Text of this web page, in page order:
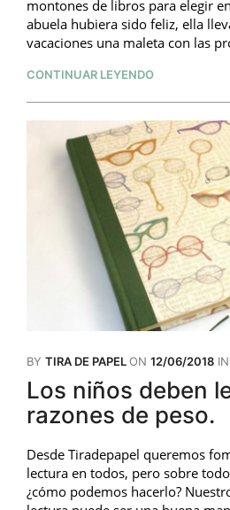
montones de libros para elegir
abuela hubiera sido feliz, ella
vacaciones una maleta con las
CONTINUAR LEYENDO
BY TIRA DE PAPELON 12/06/2018 IN
Los niños deben
razones de peso.
Desde Tiradepapel queremos
lectura en todos, pero sobre
¿cómo podemos hacerlo?